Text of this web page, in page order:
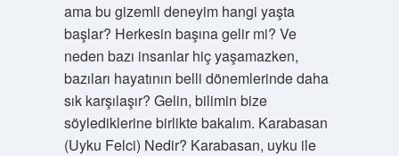
ama bu gizemli deneyim hangi yaşta
başlar? Herkesin başına gelir mi? Ve
neden bazı insanlar hiç yaşamazken,
bazıları hayatının belli dönemlerinde daha
sık karşılaşır? Gelin, bilimin bize
söylediklerine birlikte bakalım. Karabasan
(Uyku Felci) Nedir? Karabasan, uyku ile